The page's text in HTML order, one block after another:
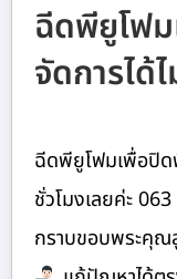
ฉีดพียูโฟม
จัดการได้
ฉีดพียูโฟมเพื่อปิด
ชั่วโมงเลยค่ะ
กราบขอบพระคุณ